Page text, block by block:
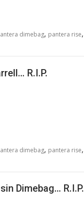
dimebag, pantera rise,
R.I.P.
dimebag, pantera rise,
Dimebag… R.I.P.